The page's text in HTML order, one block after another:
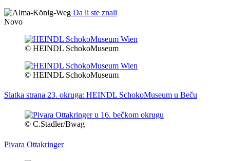
Da li ste znali
Novo
© HEINDL SchokoMuseum
© HEINDL SchokoMuseum
Slatka strana 23. okruga: HEINDL SchokoMuseum u Beču
© C.Stadler/Bwag
Pivara Ottakringer